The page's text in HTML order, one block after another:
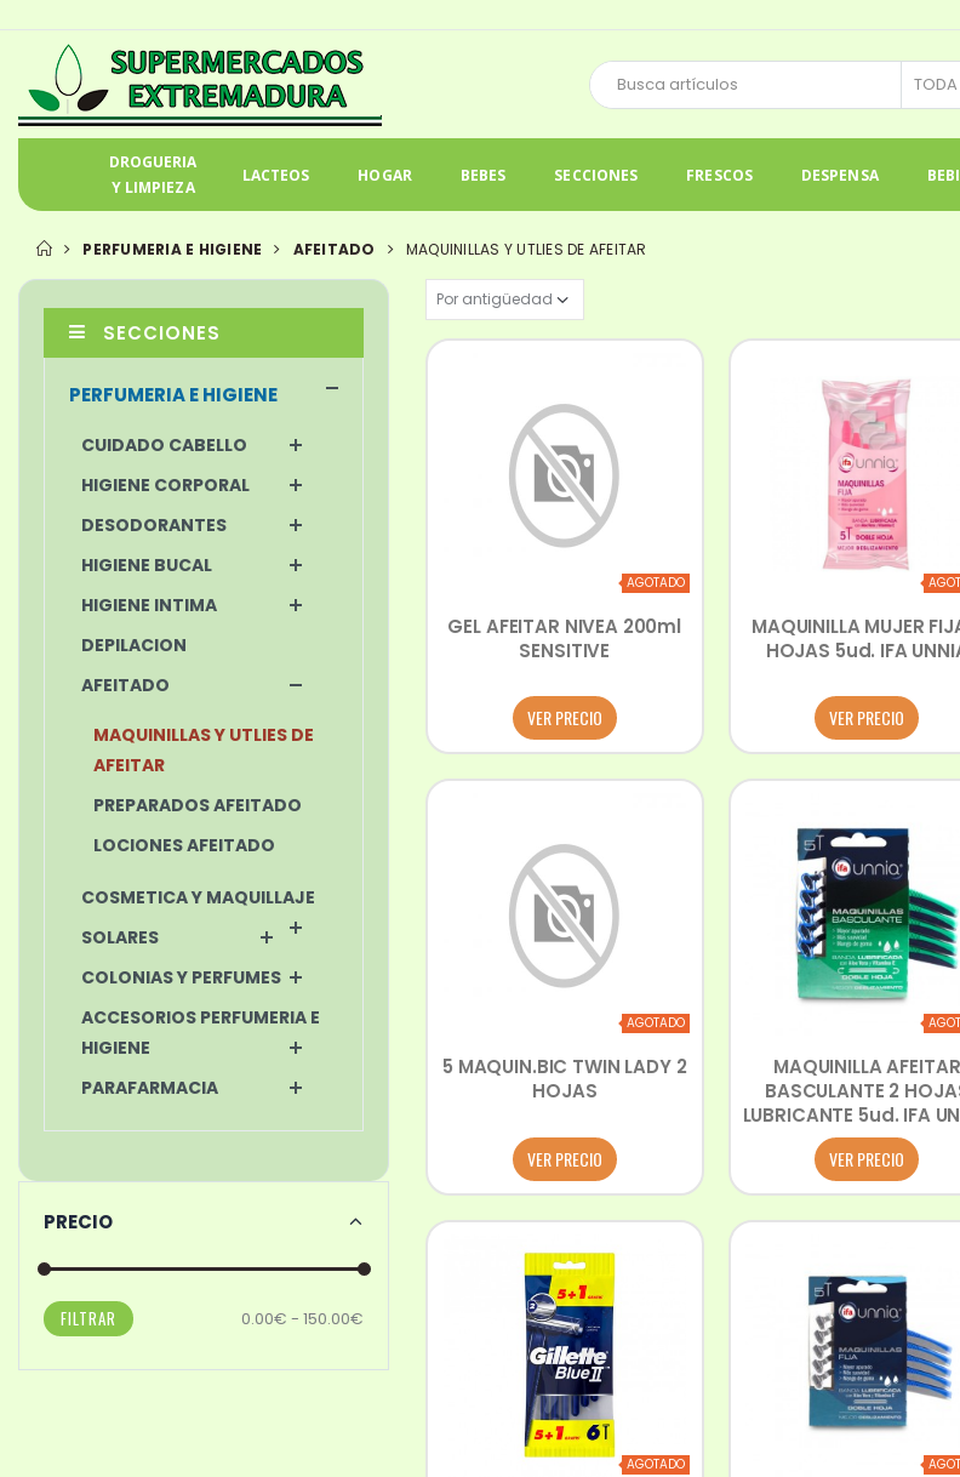
DROGUERIA
Y LIMPIEZA
LACTEOS HOGAR BEBES SECCIONES FRESCOS DESPENSA
PERFUMERIA E HIGIENE AFEITADO MAQUINILLAS Y UTLIES DE AFEITAR
AGOTADO
GEL AFEITAR NIVEA 200ml
SENSITIVE
VER PRECIO
MAQUINILLA MUJER
HOJAS 5ud. IFA
VER PRECIO
AGOTADO
5 MAQUIN.BIC TWIN LADY 2
HOJAS
VER PRECIO
MAQUINILLA AFEITAR
BASCULANTE 2
LUBRICANTE 5ud. IFA
VER PRECIO
AGOTADO
SECCIONES
PERFUMERIA E HIGIENE
CUIDADO CABELLO
HIGIENE CORPORAL
DESODORANTES
HIGIENE BUCAL
HIGIENE INTIMA
DEPILACION
AFEITADO
MAQUINILLAS Y UTLIES DE
AFEITAR
PREPARADOS AFEITADO
LOCIONES AFEITADO
COSMETICA Y MAQUILLAJE
SOLARES
COLONIAS Y PERFUMES
ACCESORIOS PERFUMERIA E
HIGIENE
PARAFARMACIA
PRECIO
FILTRAR 0.00€ - 150.00€